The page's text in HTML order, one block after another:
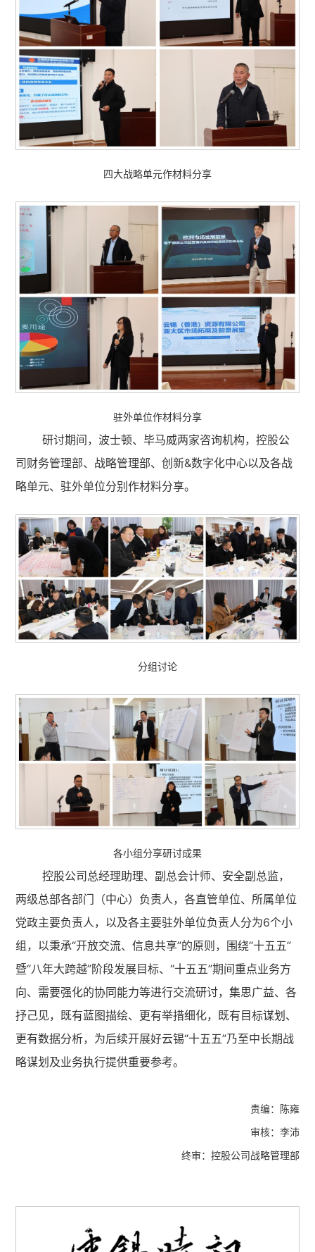
四大战略单元作材料分享
驻外单位作材料分享
研讨期间，波士顿、毕马威两家咨询机构，控股公
司财务管理部、战略管理部、创新&数字化中心以及各战
略单元、驻外单位分别作材料分享。
分组讨论
各小组分享研讨成果
控股公司总经理助理、副总会计师、安全副总监，
两级总部各部门（中心）负责人，各直管单位、所属单位
党政主要负责人，以及各主要驻外单位负责人分为6个小
组，以秉承“开放交流、信息共享”的原则，围绕“十五五”
暨“八年大跨越”阶段发展目标、“十五五”期间重点业务方
向、需要强化的协同能力等进行交流研讨，集思广益、各
抒己见，既有蓝图描绘、更有举措细化，既有目标谋划、
更有数据分析，为后续开展好云锡“十五五”乃至中长期战
略谋划及业务执行提供重要参考。
责编：陈雍
审核：李沛
终审：控股公司战略管理部